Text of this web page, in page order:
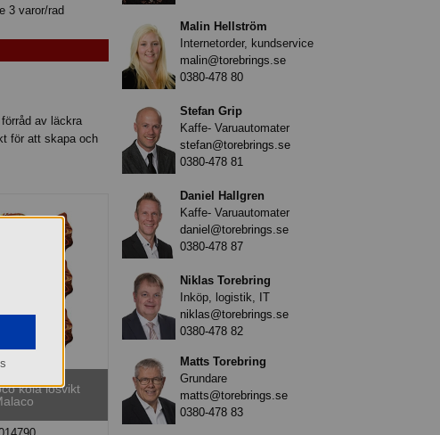
3 varor/rad
av läckra
för att skapa och
kola lösvikt
Malin Hellström
Internetorder, kundservice
malin@torebrings.se
0380-478 80
Stefan Grip
Kaffe- Varuautomater
stefan@torebrings.se
0380-478 81
Daniel Hallgren
Kaffe- Varuautomater
daniel@torebrings.se
0380-478 87
Niklas Torebring
Inköp, logistik, IT
niklas@torebrings.se
0380-478 82
Matts Torebring
Grundare
matts@torebrings.se
0380-478 83